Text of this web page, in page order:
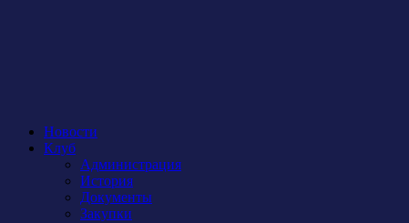
Новости
Клуб
Администрация
История
Документы
Закупки